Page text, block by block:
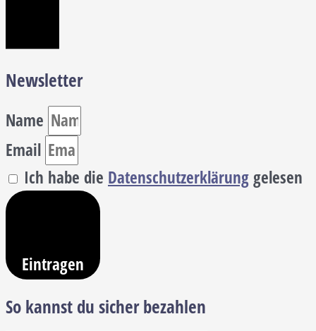
Newsletter
Name
Email
Ich habe die Datenschutzerklärunggelesen
Eintragen
So kannst du sicher bezahlen